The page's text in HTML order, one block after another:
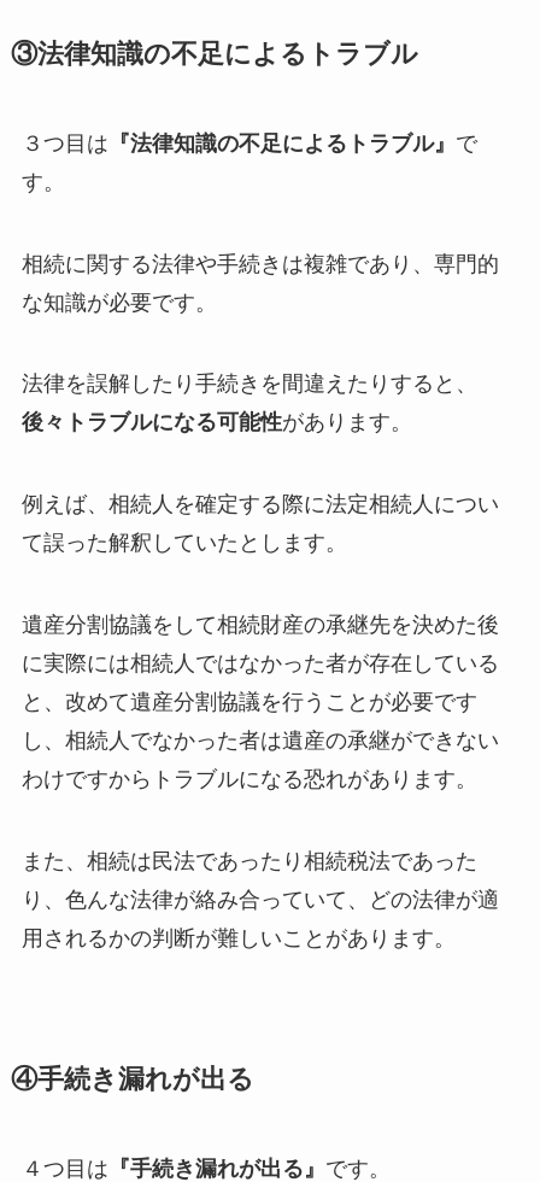
③法律知識の不足によるトラブル
３つ目は 『法律知識の不足によるトラブル』 で
す。
相続に関する法律や手続きは複雑であり、専門的
な知識が必要です。
法律を誤解したり手続きを間違えたりすると、
後々トラブルになる可能性があります。
例えば、相続人を確定する際に法定相続人につい
て誤った解釈していたとします。
遺産分割協議をして相続財産の承継先を決めた後
に実際には相続人ではなかった者が存在している
と、改めて遺産分割協議を行うことが必要です
し、相続人でなかった者は遺産の承継ができない
わけですからトラブルになる恐れがあります。
また、相続は民法であったり相続税法であった
り、色んな法律が絡み合っていて、どの法律が適
用されるかの判断が難しいことがあります。
④手続き漏れが出る
４つ目は 『手続き漏れが出る』 です。